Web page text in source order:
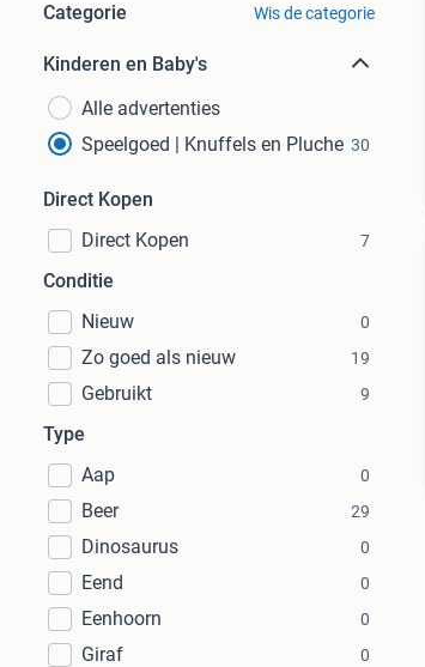
Categorie Wis de categorie
Kinderen en Baby's
Alle advertenties
Speelgoed | Knuffels en Pluche 30
Direct Kopen
Direct Kopen
7
Conditie
Nieuw
0
Zo goed als nieuw 19
Gebruikt 9
Type
Aap
0
Beer 29
Dinosaurus 0
Eend 0
Eenhoorn 0
Giraf 0